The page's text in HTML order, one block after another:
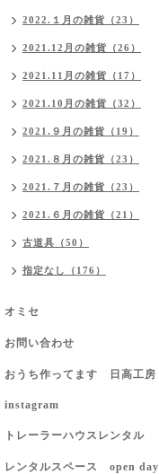
2022.１月の雑貨（23）
2021.12月の雑貨（26）
2021.11月の雑貨（17）
2021.10月の雑貨（32）
2021.９月の雑貨（19）
2021.８月の雑貨（23）
2021.７月の雑貨（23）
2021.６月の雑貨（21）
古道具（50）
指定なし（176）
オミセ
お問い合わせ
おうち作ってます 日高工房
instagram
トレーラーハウスレンタル
レンタルスペース open day